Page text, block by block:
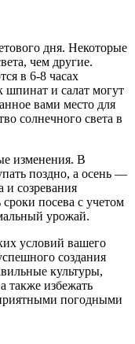
дня. Некоторые
чем другие.
в 6-8 часах
шпинат и салат могут
вами место для
солнечного света в
изменения. В
поздно, а осень —
и созревания
посева с учетом
урожай.
условий вашего
создания
культуры,
также избежать
погодными